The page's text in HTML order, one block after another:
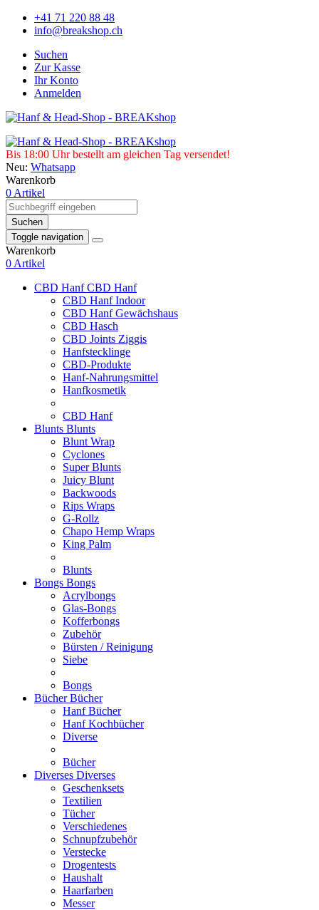
+41 71 220 88 48
info@breakshop.ch
Suchen
Zur Kasse
Ihr Konto
Anmelden
Bis 18:00 Uhr bestellt am gleichen Tag versendet!
Neu: Whatsapp
Warenkorb
0 Artikel
Suchen
Toggle navigation
Warenkorb
0 Artikel
CBD HanfCBD Hanf
CBD Hanf Indoor
CBD Hanf Gewächshaus
CBD Hasch
CBD Joints Ziggis
Hanfstecklinge
CBD-Produkte
Hanf-Nahrungsmittel
Hanfkosmetik
CBD Hanf
Blunts Blunts
Blunt Wrap
Cyclones
Super Blunts
Juicy Blunt
Backwoods
Rips Wraps
G-Rollz
Chapo Hemp Wraps
King Palm
Blunts
Bongs Bongs
Acrylbongs
Glas-Bongs
Kofferbongs
Zubehör
Bürsten / Reinigung
Siebe
Bongs
BücherBücher
Hanf Bücher
Hanf Kochbücher
Diverse
Bücher
Diverses Diverses
Geschenksets
Textilien
Tücher
Verschiedenes
Schnupfzubehör
Verstecke
Drogentests
Haushalt
Haarfarben
Messer